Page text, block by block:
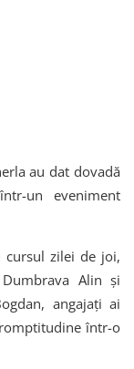
au dat dovadă
un eveniment
zilei de joi,
Alin și
angajați ai
într-o